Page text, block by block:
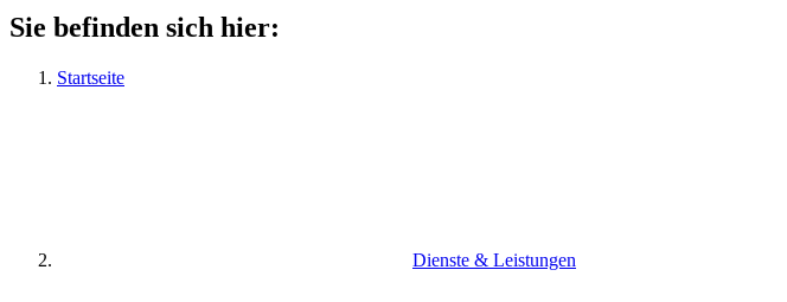
Sie befinden sich hier:
Startseite
Dienste & Leistungen